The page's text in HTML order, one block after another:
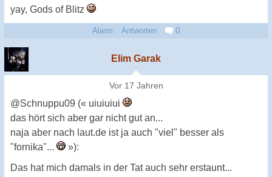
yay, Gods of Blitz
Alarm Antworten 0
Elim Garak
Vor 17 Jahren
@Schnuppu09 (« uiuiuiui
das hört sich aber gar nicht gut an...
naja aber nach laut.de ist ja auch "viel" besser als
"fornika"...
»):
Das hat mich damals in der Tat auch sehr erstaunt...